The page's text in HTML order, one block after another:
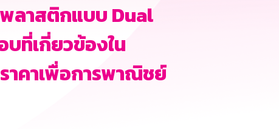
พลาสติกแบบ Dual
ที่เกี่ยวข้องใน
าคาเพื่อการพาณิชย์